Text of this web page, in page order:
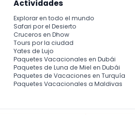
Actividades
Explorar en todo el mundo
Safari por el Desierto
Cruceros en Dhow
Tours por la ciudad
Yates de Lujo
Paquetes Vacacionales en Dubái
Paquetes de Luna de Miel en Dubái
Paquetes de Vacaciones en Turquía
Paquetes Vacacionales a Maldivas